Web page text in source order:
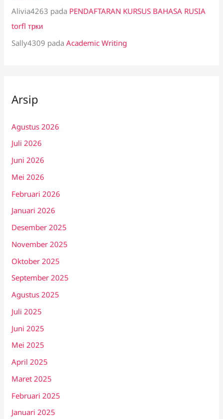
Alivia4263 pada PENDAFTARAN KURSUS BAHASA RUSIA
torfl трки
Sally4309 padaAcademic Writing
Arsip
Agustus 2026
Juli 2026
Juni 2026
Mei 2026
Februari 2026
Januari 2026
Desember 2025
November 2025
Oktober 2025
September 2025
Agustus 2025
Juli 2025
Juni 2025
Mei 2025
April 2025
Maret 2025
Februari 2025
Januari 2025